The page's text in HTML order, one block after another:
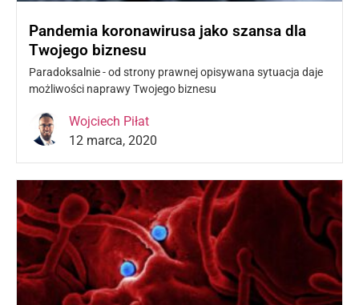
Pandemia koronawirusa jako szansa dla
Twojego biznesu
Paradoksalnie - od strony prawnej opisywana sytuacja daje
możliwości naprawy Twojego biznesu
Wojciech Piłat
12 marca, 2020